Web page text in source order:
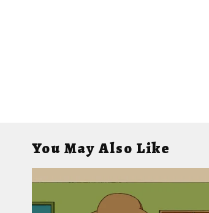
You May Also Like